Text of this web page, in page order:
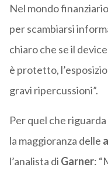
Nel mondo
per scambiarsi
chiaro che se il
è protetto,
gravi ripercussioni”.
Per quel che
la maggioranza delle
l’analista di Garner: